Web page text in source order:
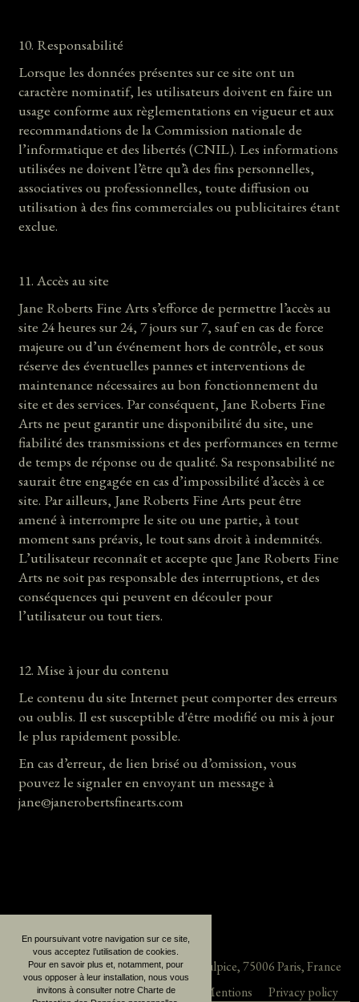
En poursuivant votre navigation sur ce site,
vous acceptez l’utilisation de cookies.
Pour en savoir plus et, notamment, pour
vous opposer à leur installation, nous vous
invitons à consulter notre Charte de
10. Responsabilité
Lorsque les données présentes sur ce site ont un
caractère nominatif, les utilisateurs doivent en faire un
usage conforme aux règlementations en vigueur et aux
recommandations de la Commission nationale de
l’informatique et des libertés (CNIL). Les informations
utilisées ne doivent l’être qu’à des fins personnelles,
associatives ou professionnelles, toute diffusion ou
utilisation à des fins commerciales ou publicitaires étant
exclue.
11. Accès au site
Jane Roberts Fine Arts s’efforce de permettre l’accès au
site 24 heures sur 24, 7 jours sur 7, sauf en cas de force
majeure ou d’un événement hors de contrôle, et sous
réserve des éventuelles pannes et interventions de
maintenance nécessaires au bon fonctionnement du
site et des services. Par conséquent, Jane Roberts Fine
Arts ne peut garantir une disponibilité du site, une
fiabilité des transmissions et des performances en terme
de temps de réponse ou de qualité. Sa responsabilité ne
saurait être engagée en cas d’impossibilité d’accès à ce
site. Par ailleurs, Jane Roberts Fine Arts peut être
amené à interrompre le site ou une partie, à tout
moment sans préavis, le tout sans droit à indemnités.
L’utilisateur reconnaît et accepte que Jane Roberts Fine
Arts ne soit pas responsable des interruptions, et des
conséquences qui peuvent en découler pour
l’utilisateur ou tout tiers.
12. Mise à jour du contenu
Le contenu du site Internet peut comporter des erreurs
ou oublis. Il est susceptible d'être modifié ou mis à jour
le plus rapidement possible.
En cas d’erreur, de lien brisé ou d’omission, vous
pouvez le signaler en envoyant un message à
jane@janerobertsfinearts.com
Jane Roberts Fine Arts38, rue Saint-Sulpice,75006Paris,France
Recent acquisitions
Legal Mentions Privacy policy